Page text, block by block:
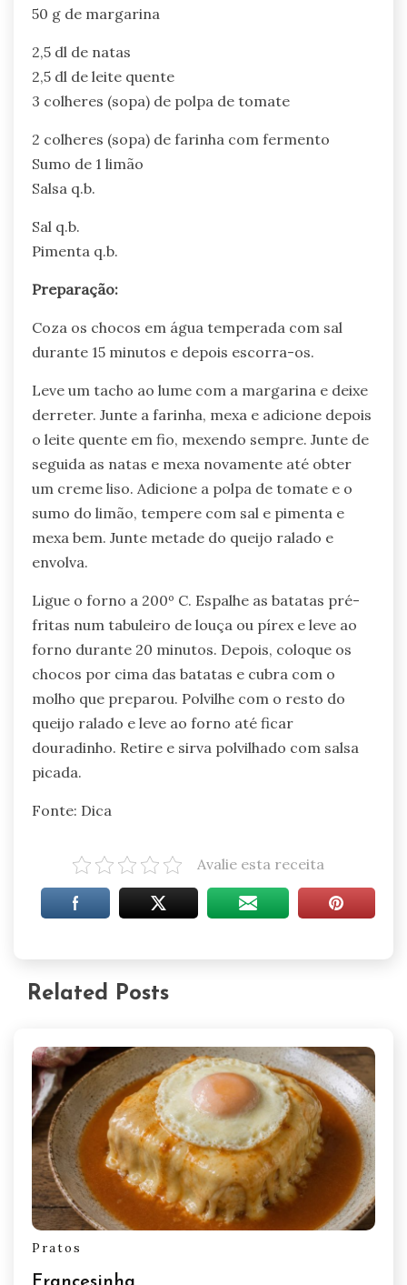
50 g de margarina
2,5 dl de natas
2,5 dl de leite quente
3 colheres (sopa) de polpa de tomate
2 colheres (sopa) de farinha com fermento
Sumo de 1 limão
Salsa q.b.
Sal q.b.
Pimenta q.b.
Preparação:
Coza os chocos em água temperada com sal
durante 15 minutos e depois escorra-os.
Leve um tacho ao lume com a margarina e deixe
derreter. Junte a farinha, mexa e adicione depois
o leite quente em fio, mexendo sempre. Junte de
seguida as natas e mexa novamente até obter
um creme liso. Adicione a polpa de tomate e o
sumo do limão, tempere com sal e pimenta e
mexa bem. Junte metade do queijo ralado e
envolva.
Ligue o forno a 200º C. Espalhe as batatas pré-
fritas num tabuleiro de louça ou pírex e leve ao
forno durante 20 minutos. Depois, coloque os
chocos por cima das batatas e cubra com o
molho que preparou. Polvilhe com o resto do
queijo ralado e leve ao forno até ficar
douradinho. Retire e sirva polvilhado com salsa
picada.
Fonte: Dica
Avalie esta receita
Related Posts
Pratos